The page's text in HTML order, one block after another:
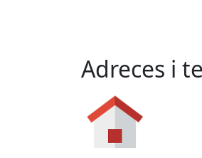
Adreces i